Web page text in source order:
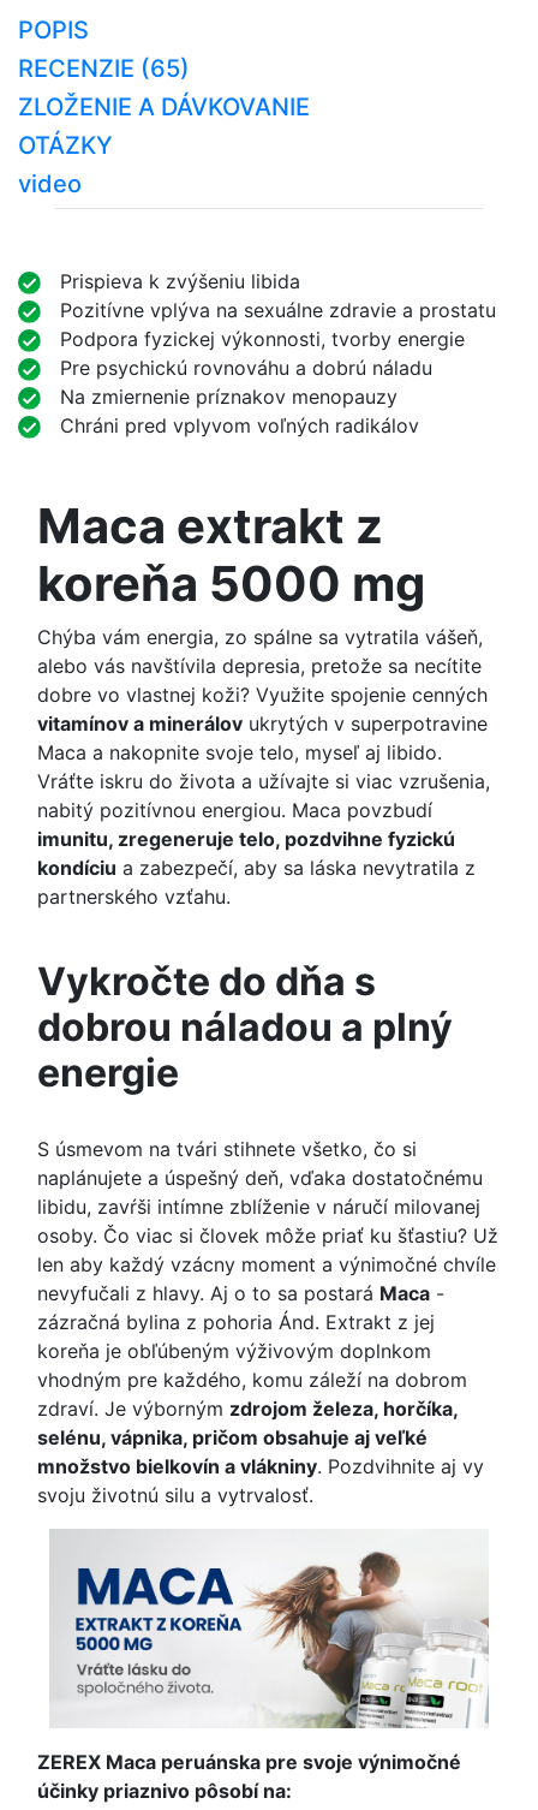
POPIS
RECENZIE (65)
ZLOŽENIE A DÁVKOVANIE
OTÁZKY
video
Prispieva k zvýšeniu libida
Pozitívne vplýva na sexuálne zdravie a prostatu
Podpora fyzickej výkonnosti, tvorby energie
Pre psychickú rovnováhu a dobrú náladu
Na zmiernenie príznakov menopauzy
Chráni pred vplyvom voľných radikálov
Maca extrakt z
koreňa 5000 mg
Chýba vám energia, zo spálne sa vytratila vášeň,
alebo vás navštívila depresia, pretože sa necítite
dobre vo vlastnej koži? Využite spojenie cenných
vitamínov a minerálov ukrytých v superpotravine
Maca a nakopnite svoje telo, myseľ aj libido.
Vráťte iskru do života a užívajte si viac vzrušenia,
nabitý pozitívnou energiou. Maca povzbudí
imunitu, zregeneruje telo, pozdvihne fyzickú
kondíciu a zabezpečí, aby sa láska nevytratila z
partnerského vzťahu.
Vykročte do dňa s
dobrou náladou a plný
energie
S úsmevom na tvári stihnete všetko, čo si
naplánujete a úspešný deň, vďaka dostatočnému
libidu, zavŕši intímne zblíženie v náručí milovanej
osoby. Čo viac si človek môže priať ku šťastiu? Už
len aby každý vzácny moment a výnimočné chvíle
nevyfučali z hlavy. Aj o to sa postará Maca -
zázračná bylina z pohoria Ánd. Extrakt z jej
koreňa je obľúbeným výživovým doplnkom
vhodným pre každého, komu záleží na dobrom
zdraví. Je výborným zdrojom železa, horčíka,
selénu, vápnika, pričom obsahuje aj veľké
množstvo bielkovín a vlákniny. Pozdvihnite aj vy
svoju životnú silu a vytrvalosť.
ZEREX Maca peruánska pre svoje výnimočné
účinky priaznivo pôsobí na: